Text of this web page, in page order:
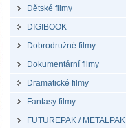
Dětské filmy
DIGIBOOK
Dobrodružné filmy
Dokumentární filmy
Dramatické filmy
Fantasy filmy
FUTUREPAK / METALPAK